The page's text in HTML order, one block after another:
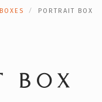
PORTRAIT BOX
BOX